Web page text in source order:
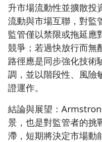
升市場流動性並擴散投
流動與市場互聯，對監
監管僅以禁限或拖延應
競爭；若過快放行而無
路徑應是同步強化技術
調，並以階段性、風險
證運作。
結論與展望：
景，也是對監管者的挑
滯，短期將決定市場動